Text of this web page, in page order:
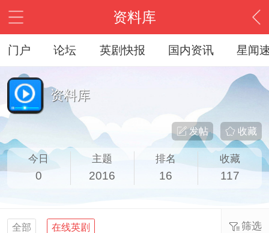
资料库
门户 论坛 英剧快报 国内资讯 星闻
资料库
收藏
发帖
今日
0
主题
2016
排名
16
收藏
117
全部 在线英剧 筛选